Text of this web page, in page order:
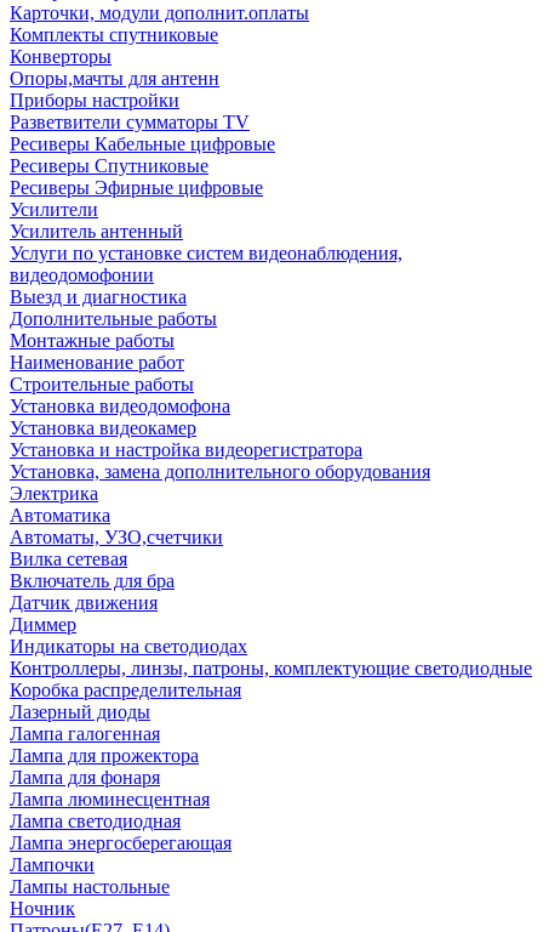
Карточки, модули дополнит.оплаты
Комплекты спутниковые
Конверторы
Опоры,мачты для антенн
Приборы настройки
Разветвители сумматоры TV
Ресиверы Кабельные цифровые
Ресиверы Спутниковые
Ресиверы Эфирные цифровые
Усилители
Усилитель антенный
Услуги по установке систем видеонаблюдения,
видеодомофонии
Выезд и диагностика
Дополнительные работы
Монтажные работы
Наименование работ
Строительные работы
Установка видеодомофона
Установка видеокамер
Установка и настройка видеорегистратора
Установка, замена дополнительного оборудования
Электрика
Автоматика
Автоматы, УЗО,счетчики
Вилка сетевая
Включатель для бра
Датчик движения
Диммер
Индикаторы на светодиодах
Контроллеры, линзы, патроны, комплектующие светодиодные
Коробка распределительная
Лазерный диоды
Лампа галогенная
Лампа для прожектора
Лампа для фонаря
Лампа люминесцентная
Лампа светодиодная
Лампа энергосберегающая
Лампочки
Лампы настольные
Ночник